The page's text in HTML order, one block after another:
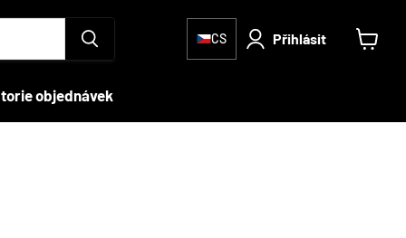
CS Přihlásit
objednávek